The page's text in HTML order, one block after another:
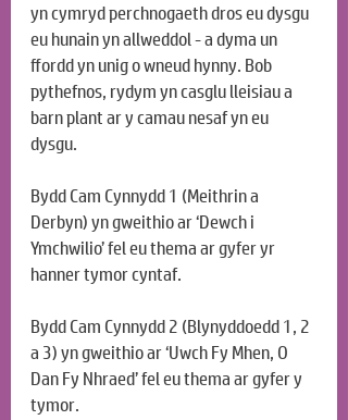
yn cymryd perchnogaeth dros eu dysgu
eu hunain yn allweddol - a dyma un
ffordd yn unig o wneud hynny. Bob
pythefnos, rydym yn casglu lleisiau a
barn plant ar y camau nesaf yn eu
dysgu.
Bydd Cam Cynnydd 1 (Meithrin a
Derbyn) yn gweithio ar ‘Dewch i
Ymchwilio’ fel eu thema ar gyfer yr
hanner tymor cyntaf.
Bydd Cam Cynnydd 2 (Blynyddoedd 1, 2
a 3) yn gweithio ar ‘Uwch Fy Mhen, O
Dan Fy Nhraed’ fel eu thema ar gyfer y
tymor.